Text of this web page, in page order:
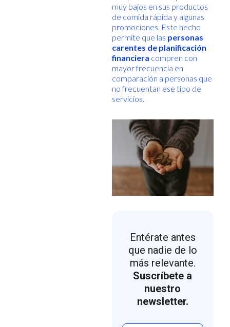
muy bajos en sus productos
de comida rápida y algunas
promociones. Este hecho
permite que las personas
carentes de planificación
financiera compren con
mayor frecuencia en
comparación a personas que
no frecuentan ese tipo de
servicios.
Entérate antes
que nadie de lo
más relevante.
Suscríbete a
nuestro
newsletter.